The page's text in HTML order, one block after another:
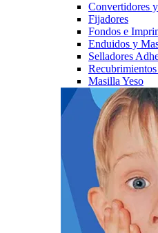
Convertidores
Fijadores
Fondos e
Enduidos y
Selladores
Masilla Yeso